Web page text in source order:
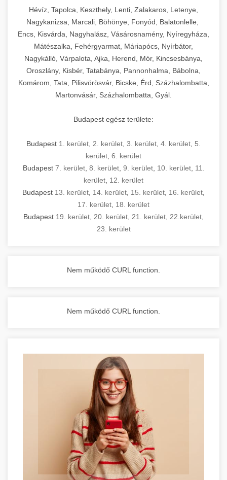
Hévíz, Tapolca, Keszthely, Lenti, Zalakaros, Letenye,
Nagykanizsa, Marcali, Böhönye, Fonyód, Balatonlelle,
Encs, Kisvárda, Nagyhalász, Vásárosnamény, Nyíregyháza,
Mátészalka, Fehérgyarmat, Máriapócs, Nyírbátor,
Nagykálló, Várpalota, Ajka, Herend, Mór, Kincsesbánya,
Oroszlány, Kisbér, Tatabánya, Pannonhalma, Bábolna,
Komárom, Tata, Pilisvörösvár, Bicske, Érd, Százhalombatta,
Martonvásár, Százhalombatta, Gyál.
Budapest egész területe:
Budapest 1. kerület 2. kerület 3. kerület 4. kerület 5.
kerület 6. kerület
Budapest 7. kerület, 8. kerület, 9. kerület, 10. kerület, 11.
kerület 12. kerület
Budapest 13. kerület 14. kerület 15. kerület 16. kerület
17. kerület 18. kerület
Budapest 19. kerület 20. kerület 21. kerület 22.kerület
23. kerület
Nem működő CURL function.
Nem működő CURL function.